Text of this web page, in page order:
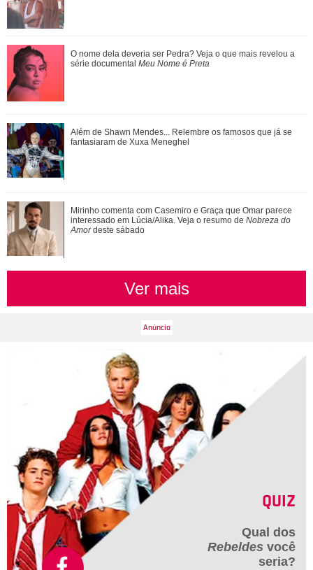
@pato
Divulgação 3/19
Alexandre compartilhou no dia 7 de fevereiro a primeira foto do
de janeiro de 2024. Nas imagens eles aparecem juntinhos e
curtindo uma praia vazia com o mar esverdeado e areia
Confira filmes em que as cenas de sexo foram reais
Ariana Grande faz desabafo em show sobre decisão de
pausar a carreira: Não foi uma reação...
Tia Milena pede indicação de dermatologista e web aponta
fim de amizade com Ana Paula Renau...
O nome dela deveria ser Pedra? Veja o que mais revelou a
série documental Meu Nome é Preta
Além de Shawn Mendes... Relembre os famosos que já se
fantasiaram de Xuxa Meneghel
Mirinho comenta com Casemiro e Graça que Omar parece
interessado em Lúcia/Alika. Veja o resumo de Nobreza do
Amordeste sábado
Ver mais
QUIZ
Qual dos
Rebeldes você
seria?